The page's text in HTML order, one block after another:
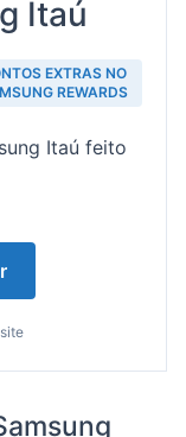
Itaú
EXTRAS NO
REWARDS
Itaú feito